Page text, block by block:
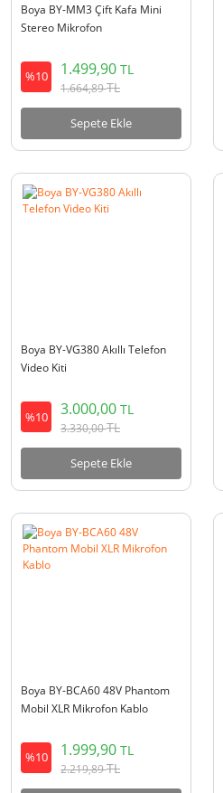
Boya BY-MM3 Çift Kafa Mini
Stereo Mikrofon
%10 1.499,90 TL
1.664,89TL
Sepete Ekle
Boya BY-VG380 Akıllı Telefon
Video Kiti
%10 3.000,00 TL
3.330,00TL
Sepete Ekle
Boya BY-BCA60 48V Phantom
Mobil XLR Mikrofon Kablo
%10 1.999,90 TL
2.219,89TL